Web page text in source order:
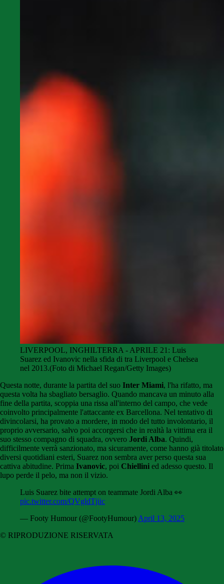
LIVERPOOL, INGHILTERRA - APRILE 21: Luis
Suarez ed Ivanovic nella sfida di tra Liverpool e Chelsea
nel 2013.(Foto di Michael Regan/Getty Images)
Questa notte, durante la partita del suo Inter Miami, l'ha rifatto, ma
questa volta ha sbagliato bersaglio. Quando mancava un minuto alla
fine della partita, scoppia una rissa all'interno del campo, che vede
coinvolto principalmente l'attaccante ex Barcellona. Nel tentativo di
divincolarsi, ha provato a mordere, in modo del tutto involontario, il
proprio avversario, salvo poi accorgersi che in realtà la vittima era il
suo stesso compagno di squadra, ovvero Jordi Alba. Quindi,
difficilmente verrà sanzionato, ma sicuramente, come hanno già titolato
diversi quotidiani esteri, Suarez non sembra aver perso questa sua
cattiva abitudine. Prima Ivanovic, poi Chiellini ed adesso questo. Il
lupo perde il pelo, ma non il vizio.
Luis Suarez bite attempt on teammate Jordi Alba 👀
pic.twitter.com/QVgldTjiic
— Footy Humour (@FootyHumour) April 13, 2025
© RIPRODUZIONE RISERVATA